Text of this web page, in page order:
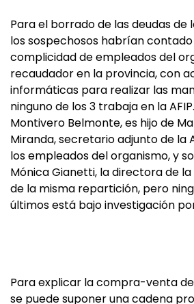
Para el borrado de las deudas de
los sospechosos habrían
complicidad de empleados del
recaudador en la provincia, con
informáticas para realizar las
ninguno de los 3 trabaja en la
Montivero Belmonte, es hijo de
Miranda, secretario adjunto de la
los empleados del organismo, y
Mónica Gianetti, la directora de
de la misma repartición, pero
últimos está bajo investigación
Para explicar la compra-venta
se puede suponer una cadena